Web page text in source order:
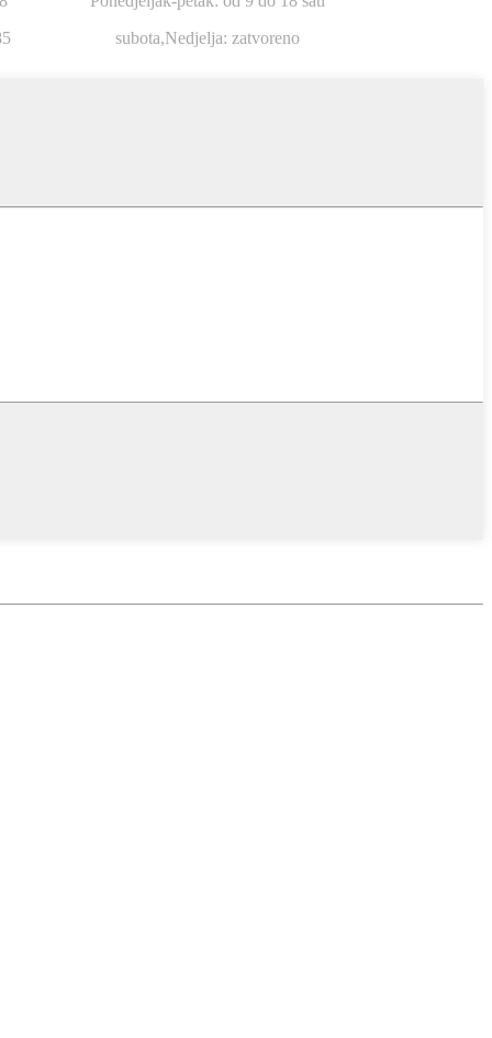
subota,Nedjelja: zatvoreno